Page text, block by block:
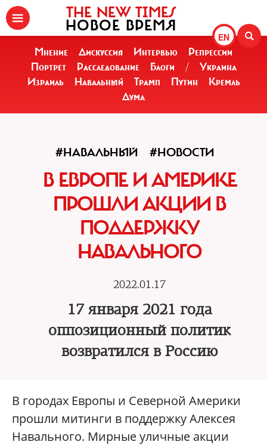
EN
THE NEW TIMES
НОВОЕ ВРЕМЯ
Мнение Дискуссия Интервью
Репрессии
Портрет
Расследование Блоги /
Украина
Израиль
Навальный Трамп Путин
Кремль
Дума
#НАВАЛЬНЫЙ #НОВОСТИ
В ЕВРОПЕ И АМЕРИКЕ
ПРОШЛИ АКЦИИ В
ПОДДЕРЖКУ
НАВАЛЬНОГО
2022.01.17
17 января 2021 года
оппозиционный политик
возвратился в Россию
В городах Европы и Северной Америки
прошли митинги в поддержку Алексея
Навального. Мирные уличные акции